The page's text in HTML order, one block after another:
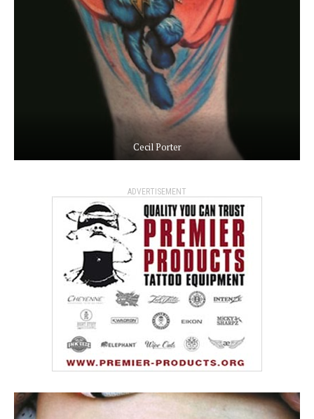
Cecil Porter
ADVERTISEMENT